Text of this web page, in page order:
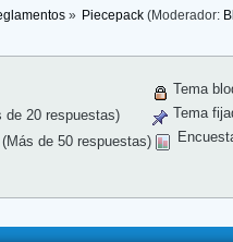
» Piecepack (Moderador:
de 20 respuestas)
de 50 respuestas)
Tema
Tema